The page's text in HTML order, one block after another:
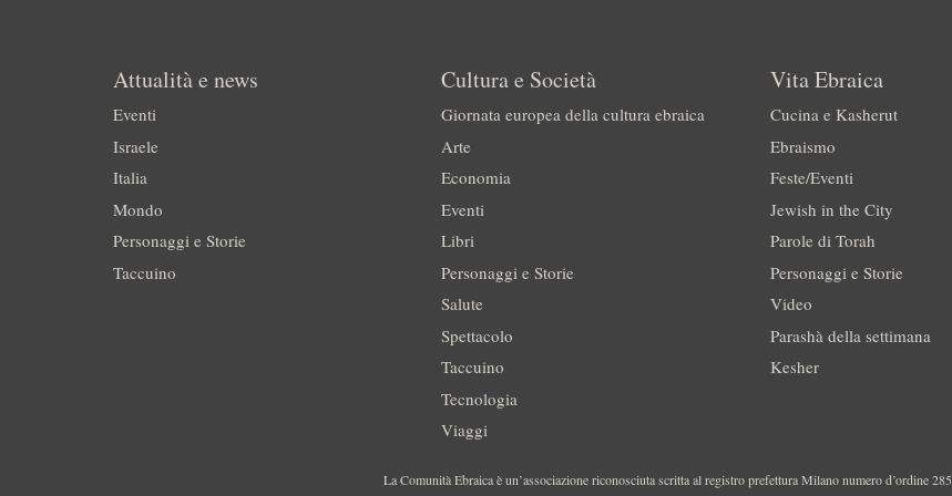
Attualità e news
Eventi
Israele
Italia
Mondo
Personaggi e Storie
Taccuino
Cultura e Società
Giornata europea della cultura ebraica
Arte
Economia
Eventi
Libri
Personaggi e Storie
Salute
Spettacolo
Taccuino
Tecnologia
Viaggi
Vita Ebraica
Cucina e Kasherut
Ebraismo
Feste/Eventi
Jewish in the City
Parole di Torah
Personaggi e Storie
Video
Parashà della settimana
Kesher
La Comunità Ebraica è un’associazione riconosciuta scritta al registro prefettura Milano numero d’ordine 285